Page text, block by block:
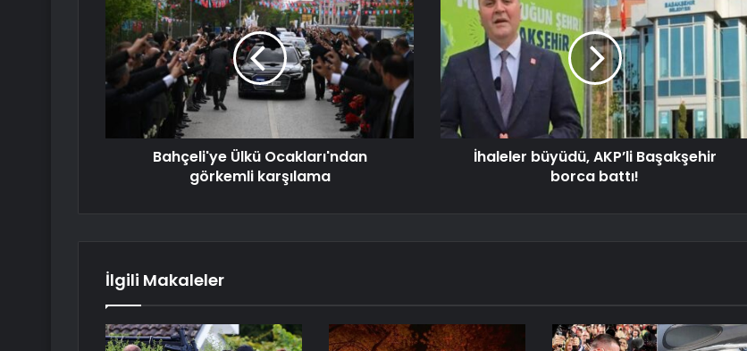
Bahçeli'ye Ülkü Ocakları'ndan
görkemli karşılama
İhaleler büyüdü, AKP’li Başakşehir
borca battı!
İlgili Makaleler